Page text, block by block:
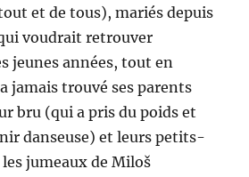
et de tous), mariés depuis
voudrait retrouver
jeunes années, tout en
jamais trouvé ses parents
bru (qui a pris du poids et
danseuse) et leurs petits-
jumeaux de Miloš